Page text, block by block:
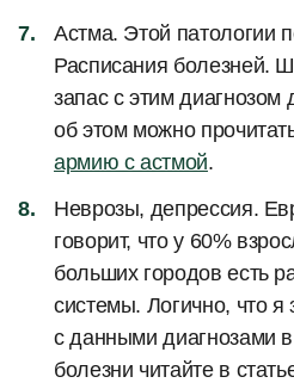
Астма. Этой патологии
Расписания болезней.
запас с этим диагнозом
об этом можно
армию с астмой.
Неврозы, депрессия.
говорит, что у 60%
больших городов есть
системы. Логично, что я
с данными диагнозами
болезни читайте в